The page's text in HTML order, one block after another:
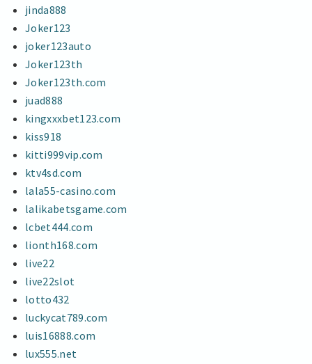
jinda888
Joker123
joker123auto
Joker123th
Joker123th.com
juad888
kingxxxbet123.com
kiss918
kitti999vip.com
ktv4sd.com
lala55-casino.com
lalikabetsgame.com
lcbet444.com
lionth168.com
live22
live22slot
lotto432
luckycat789.com
luis16888.com
lux555.net